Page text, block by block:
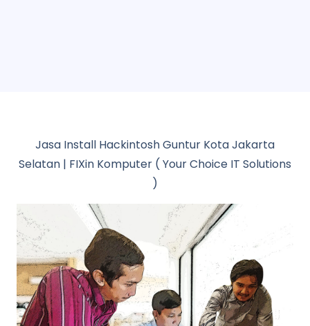
Jasa Install Hackintosh Guntur Kota Jakarta
Selatan | FIXin Komputer ( Your Choice IT Solutions
)